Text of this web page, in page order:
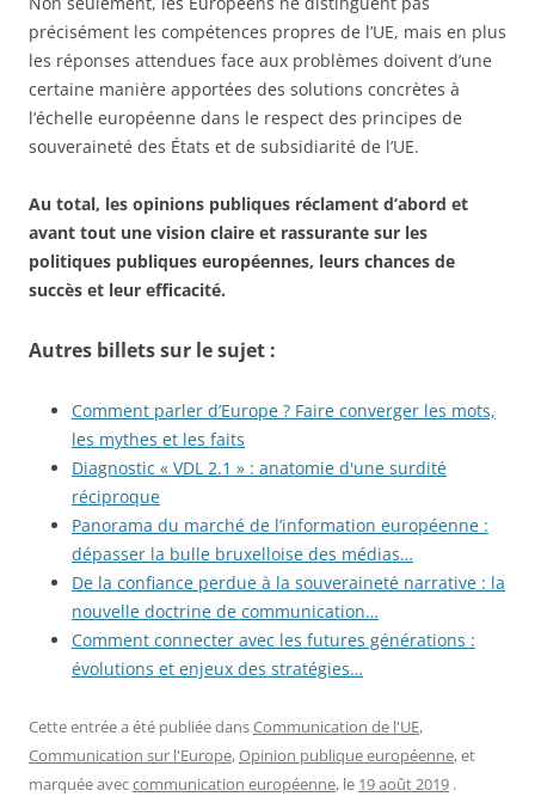
précisément les compétences propres de l’UE, mais en plus
les réponses attendues face aux problèmes doivent d’une
certaine manière apportées des solutions concrètes à
l’échelle européenne dans le respect des principes de
souveraineté des États et de subsidiarité de l’UE.
Au total, les opinions publiques réclament d’abord et
avant tout une vision claire et rassurante sur les
politiques publiques européennes, leurs chances de
succès et leur efficacité.
Autres billets sur le sujet :
Comment parler d’Europe ? Faire converger les mots,
les mythes et les faits
Diagnostic « VDL 2.1 » : anatomie d'une surdité
réciproque
Panorama du marché de l’information européenne :
dépasser la bulle bruxelloise des médias…
De la confiance perdue à la souveraineté narrative : la
nouvelle doctrine de communication…
Comment connecter avec les futures générations :
évolutions et enjeux des stratégies…
Cette entrée a été publiée dansCommunication de l'UE,
Communication sur l'Europe,Opinion publique européenne, et
marquée aveccommunication européenne, le 19 août 2019 .